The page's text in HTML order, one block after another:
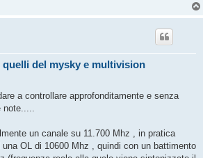
quelli del mysky e multivision
a controllare approfonditamente e senza
note.....
un canale su 11.700 Mhz , in pratica
OL di 10600 Mhz , quindi con un battimento